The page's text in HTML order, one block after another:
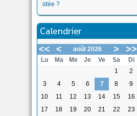
idée ?
Calendrier
<< < août 2026 > >>
Lu Ma Me Je Ve Sa
Di
1
2
3
4 5 6 7 8
9
10
11 12 13 14 15
16
17
18 19 20 21 22 23